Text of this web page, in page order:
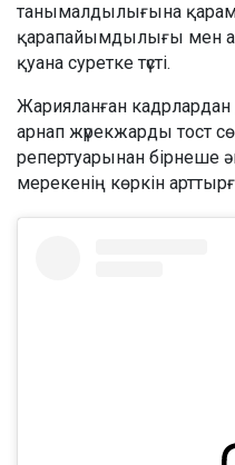
танымалдылығына
қарапайымдылығы мен
қуана суретке түсті.
Жарияланған
арнап жүрекжарды тост
репертуарынан бірнеше
мерекенің көркін